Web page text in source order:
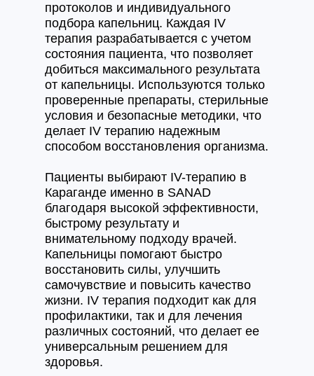
протоколов и индивидуального
подбора капельниц. Каждая IV
терапия разрабатывается с учетом
состояния пациента, что позволяет
добиться максимального результата
от капельницы. Используются только
проверенные препараты, стерильные
условия и безопасные методики, что
делает IV терапию надежным
способом восстановления организма.
Пациенты выбирают IV-терапию в
Караганде именно в SANAD
благодаря высокой эффективности,
быстрому результату и
внимательному подходу врачей.
Капельницы помогают быстро
восстановить силы, улучшить
самочувствие и повысить качество
жизни. IV терапия подходит как для
профилактики, так и для лечения
различных состояний, что делает ее
универсальным решением для
здоровья.